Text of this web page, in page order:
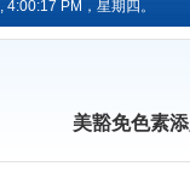
PM，星期四。
美豁免色素